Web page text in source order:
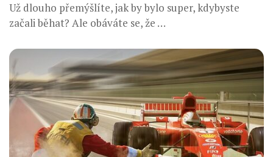
Už dlouho přemýšlíte, jak by bylo super, kdybyste
začali běhat? Ale obáváte se, že …